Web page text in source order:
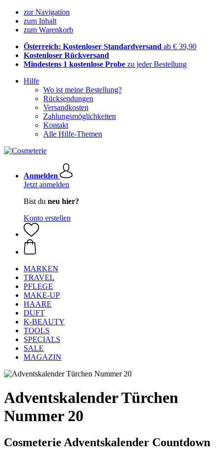
zur Navigation
zum Inhalt
zum Warenkorb
Österreich: Kostenloser Standardversand ab € 39,90
Kostenloser Rückversand
Mindestens 1 kostenlose Probe zu jeder Bestellung
Hilfe
Wo ist meine Bestellung?
Rücksendungen
Versandkosten
Zahlungsmöglichkeiten
Kontakt
Alle Hilfe-Themen
Anmelden
Jetzt anmelden
Bist du neu hier?
Konto erstellen
MARKEN
TRAVEL
PFLEGE
MAKE-UP
HAARE
DUFT
K-BEAUTY
TOOLS
SPECIALS
SALE
MAGAZIN
Adventskalender Türchen
Nummer 20
Cosmeterie Adventskalender Countdown